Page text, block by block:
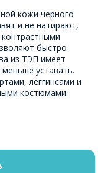
кожи черного
и не натирают,
быстро
из ТЭП имеет
уставать.
леггинсами и
костюмами.